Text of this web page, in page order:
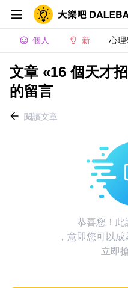
個人 新 心理
文章 «16 個天才
的留言
閱讀文章
恭喜您！此
，意即您可以
立即